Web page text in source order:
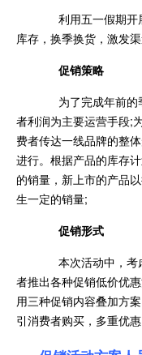
利用五一假期开
库存，换季换货，激发
促销策略
为了完成年前的
者利润为主要运营手段;
费者传达一线品牌的整
进行。根据产品的库存
的销量，新上市的产品
生一定的销量;
促销形式
本次活动中，考
者推出各种促销低价优
用三种促销内容叠加方
引消费者购买，多重优